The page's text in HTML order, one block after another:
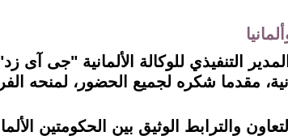
التنفيذي للوكالة الألمانية "جى آى
مقدما شكره لجميع الحضور، لمنحه
والترابط الوثيق بين الحكومتين